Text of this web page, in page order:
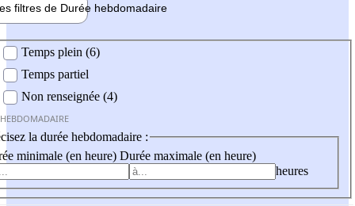
filtres de Durée hebdomadaire
Temps plein (6)
Temps partiel
Non renseignée (4)
la durée hebdomadaire :
minimale (en heure) Durée maximale (en heure)
heures